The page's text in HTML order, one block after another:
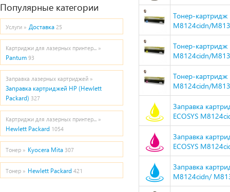
Популярные категории
Услуги » Доставка 25
Картриджи для лазерных принтер... »
Pantum 93
Заправка лазерных картриджей »
Заправка картриджей HP (Hewlett
Packard) 327
Картриджи для лазерных принтер... »
Hewlett Packard 1054
Тонер » Kyocera Mita 307
Тонер » Hewlett Packard 421
Тонер-картридж
M8124cidn/
Тонер-картридж
M8124cidn/
Тонер-картридж
M8124cidn/
Заправка
ECOSYS
Заправка
ECOSYS
Заправка
M8124cidn/